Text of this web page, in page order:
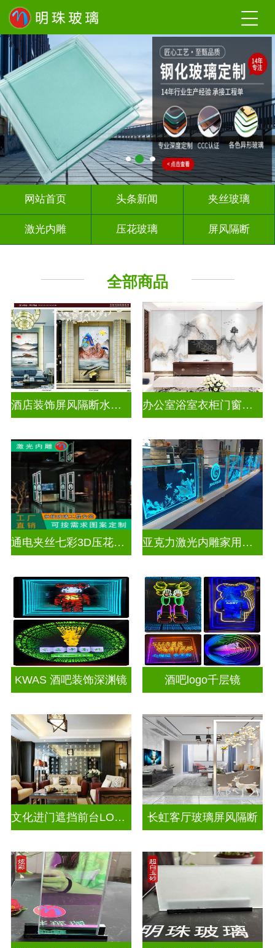
网站首页 头条新闻 夹丝玻璃
激光内雕 压花玻璃 屏风隔断
全部商品
酒店装饰屏风隔断水墨山水画玻璃 办公室浴室衣柜门窗户山水画玻璃
通电夹丝七彩3D压花激光内雕玻璃 亚克力激光内雕家用玄关隔断
KWAS 酒吧装饰深渊镜 酒吧logo千层镜
文化进门遮挡前台LOGO电视玻璃背景墙 长虹客厅玻璃屏风隔断